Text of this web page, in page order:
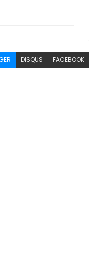
DISQUS FACEBOOK